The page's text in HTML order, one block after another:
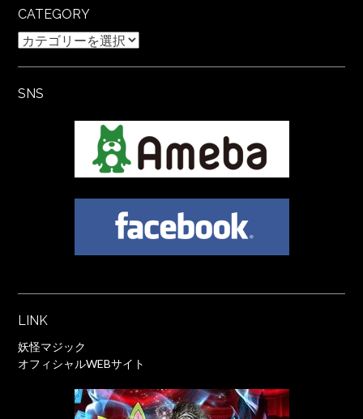
CATEGORY
Category
SNS
LINK
妖怪マジック
オフィシャルWEBサイト